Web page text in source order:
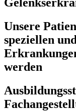
Unsere
speziellen
werden